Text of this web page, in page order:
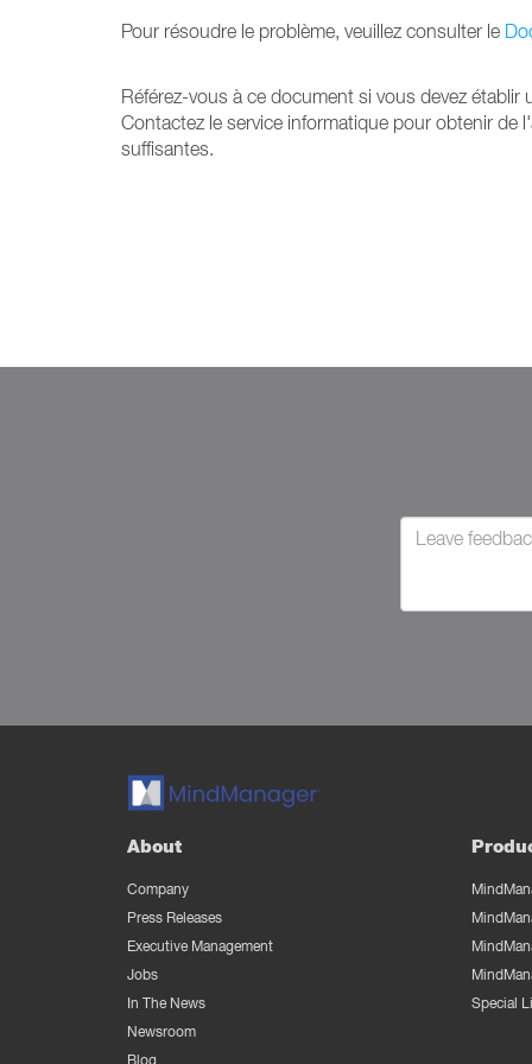
Pour résoudre le problème, veuillez consulter le
Référez-vous à ce document si vous devez
Contactez le service informatique pour obtenir
suffisantes.
About
Company
Press Releases
Executive Management
Jobs
In The News
Newsroom
Blog
Special